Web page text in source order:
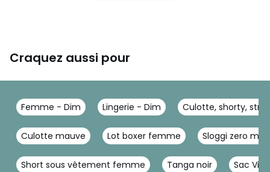
Craquez aussi pour
Femme - Dim Lingerie - Dim Culotte, shorty,
Culotte mauve Lot boxer femme Sloggi zero
Short sous vêtement femme Tanga noir Sac